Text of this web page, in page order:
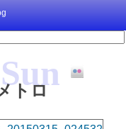
トロ